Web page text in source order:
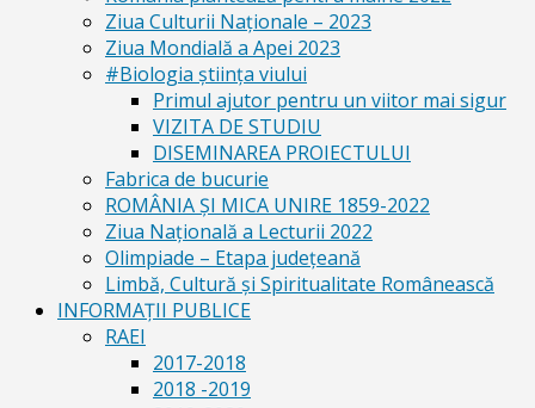
Ziua Culturii Naționale – 2023
Ziua Mondială a Apei 2023
#Biologia știința viului
Primul ajutor pentru un viitor mai sigur
VIZITA DE STUDIU
DISEMINAREA PROIECTULUI
Fabrica de bucurie
ROMÂNIA ŞI MICA UNIRE 1859-2022
Ziua Naţională a Lecturii 2022
Olimpiade – Etapa judeţeană
Limbă, Cultură și Spiritualitate Românească
INFORMAŢII PUBLICE
RAEI
2017-2018
2018 -2019